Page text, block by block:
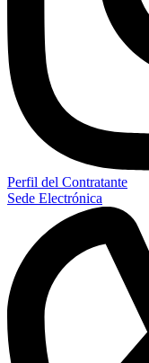
Perfil del Contratante
Sede Electrónica